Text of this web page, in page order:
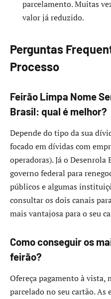
parcelamento. Muitas
valor já reduzido.
Perguntas
Processo
Feirão Limpa Nome
Brasil: qual é melhor?
Depende do tipo da sua
focado em dívidas com
operadoras). Já o
governo federal para
públicos e algumas
consultar os dois canais
mais vantajosa para o seu
Como conseguir os
feirão?
Ofereça pagamento à vista,
parcelado no seu cartão.